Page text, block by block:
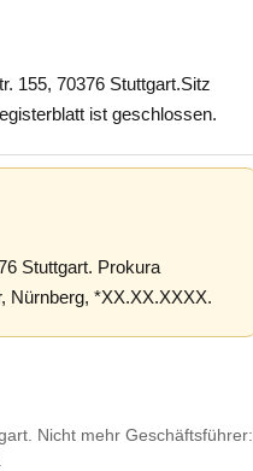
155, 70376 Stuttgart.Sitz
ist geschlossen.
Stuttgart. Prokura
Nürnberg, *XX.XX.XXXX.
Nicht mehr Geschäftsführer: